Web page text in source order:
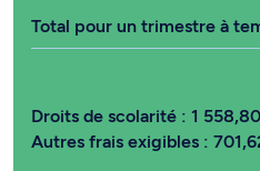
Total pour un trimestre à
Droits de scolarité : 1
Autres frais exigibles :